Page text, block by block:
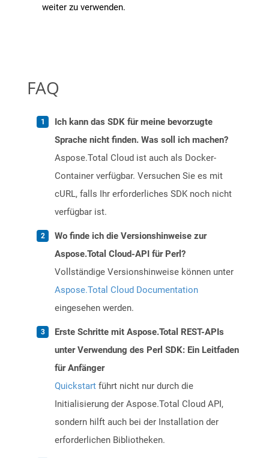
weiter zu verwenden.
FAQ
Ich kann das SDK für meine bevorzugte
Sprache nicht finden. Was soll ich machen?
Aspose.Total Cloud ist auch als Docker-
Container verfügbar. Versuchen Sie es mit
cURL, falls Ihr erforderliches SDK noch nicht
verfügbar ist.
Wo finde ich die Versionshinweise zur
Aspose.Total Cloud-API für Perl?
Vollständige Versionshinweise können unter
Aspose.Total Cloud Documentation
eingesehen werden.
Erste Schritte mit Aspose.Total REST-APIs
unter Verwendung des Perl SDK: Ein Leitfaden
für Anfänger
Quickstart führt nicht nur durch die
Initialisierung der Aspose.Total Cloud API,
sondern hilft auch bei der Installation der
erforderlichen Bibliotheken.